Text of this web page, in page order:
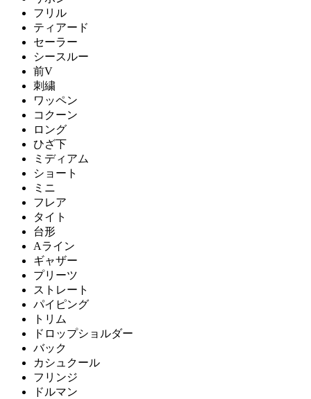
フリル
ティアード
セーラー
シースルー
前V
刺繍
ワッペン
コクーン
ロング
ひざ下
ミディアム
ショート
ミニ
フレア
タイト
台形
Aライン
ギャザー
プリーツ
ストレート
パイピング
トリム
ドロップショルダー
バック
カシュクール
フリンジ
ドルマン